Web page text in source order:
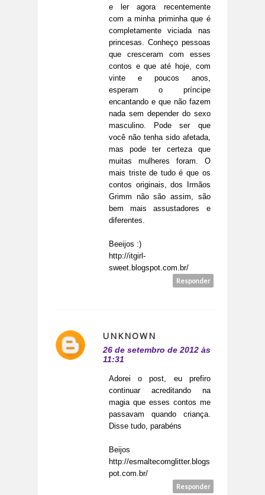
e ler agora recentemente
com a minha priminha que é
completamente viciada nas
princesas. Conheço pessoas
que cresceram com esses
contos e que até hoje, com
vinte e poucos anos,
esperam o príncipe
encantando e que não fazem
nada sem depender do sexo
masculino. Pode ser que
você não tenha sido afetada,
mas pode ter certeza que
muitas mulheres foram. O
mais triste de tudo é que os
contos originais, dos Irmãos
Grimm não são assim, são
bem mais assustadores e
diferentes.
Beeijos :)
http://itgirl-
sweet.blogspot.com.br/
Responder
UNKNOWN
26 de setembro de 2012 às
11:31
Adorei o post, eu prefiro
continuar acreditando na
magia que esses contos me
passavam quando criança.
Disse tudo, parabéns
Beijos
http://esmaltecomglitter.blogs
pot.com.br/
Responder